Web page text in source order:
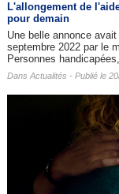
L'allongement de
pour demain
Une belle annonce
septembre 2022 par le
Personnes
Dans Actualités - Publié le